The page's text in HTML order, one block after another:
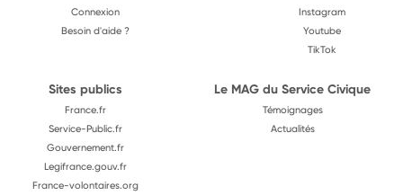
Connexion
Besoin d'aide ?
Instagram
Youtube
TikTok
Sites publics
France.fr
Service-Public.fr
Gouvernement.fr
Legifrance.gouv.fr
France-volontaires.org
Le MAG du Service Civique
Témoignages
Actualités